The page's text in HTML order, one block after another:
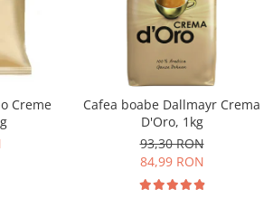
Creme
Cafea boabe Dallmayr Crema
D'Oro, 1kg
93,30 RON
84,99 RON